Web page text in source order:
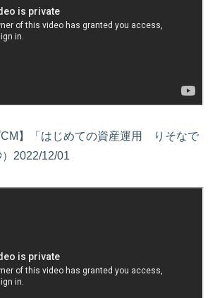
CM】「はじめての資産運用 りそなで
2022/12/01